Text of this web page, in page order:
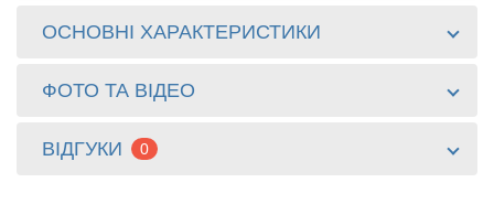
ОСНОВНІ ХАРАКТЕРИСТИКИ
ФОТО ТА ВІДЕО
ВІДГУКИ 0